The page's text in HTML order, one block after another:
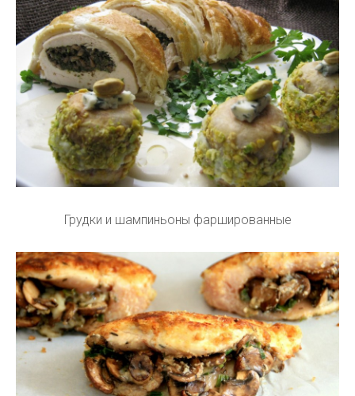
Грудки и шампиньоны фаршированные